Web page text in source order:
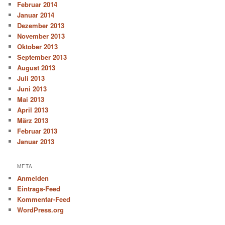
Februar 2014
Januar 2014
Dezember 2013
November 2013
Oktober 2013
September 2013
August 2013
Juli 2013
Juni 2013
Mai 2013
April 2013
März 2013
Februar 2013
Januar 2013
META
Anmelden
Eintrags-Feed
Kommentar-Feed
WordPress.org